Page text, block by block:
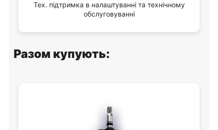
Тех. підтримка в налаштуванні та технічному
обслуговуванні
Разом купують: